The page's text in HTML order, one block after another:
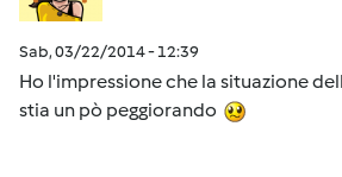
Sab, 03/22/2014 - 12:39
Ho l'impressione che la situazione
stia un pò peggiorando